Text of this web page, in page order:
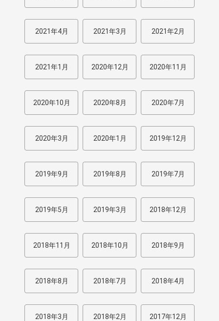
2021年4月 2021年3月 2021年2月
2021年1月 2020年12月 2020年11月
2020年10月 2020年8月 2020年7月
2020年3月 2020年1月 2019年12月
2019年9月 2019年8月 2019年7月
2019年5月 2019年3月 2018年12月
2018年11月 2018年10月 2018年9月
2018年8月 2018年7月 2018年4月
2018年3月 2018年2月 2017年12月